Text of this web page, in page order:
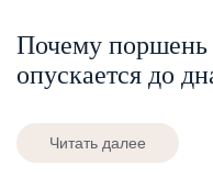
Почему поршень
опускается до
Читать далее